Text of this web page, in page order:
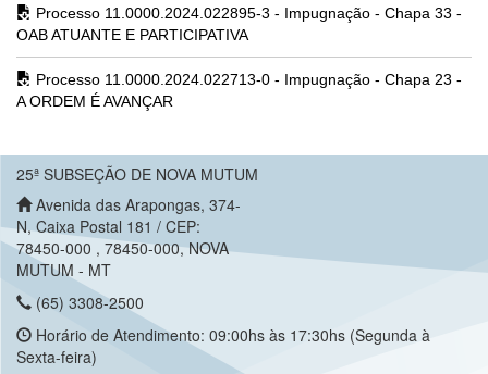
Processo 11.0000.2024.022895-3 - Impugnação - Chapa 33 -
OAB ATUANTE E PARTICIPATIVA
Processo 11.0000.2024.022713-0 - Impugnação - Chapa 23 -
A ORDEM É AVANÇAR
25ª SUBSEÇÃO DE NOVA MUTUM
Avenida das Arapongas, 374-
N, Caixa Postal 181 / CEP:
78450-000 , 78450-000, NOVA
MUTUM - MT
(65) 3308-2500
Horário de Atendimento: 09:00hs às 17:30hs (Segunda à
Sexta-feira)